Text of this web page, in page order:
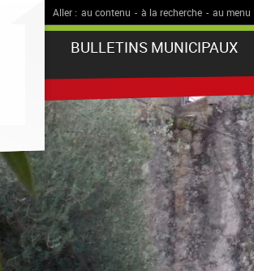
Aller : au contenu - à la recherche - au menu
BULLETINS MUNICIPAUX